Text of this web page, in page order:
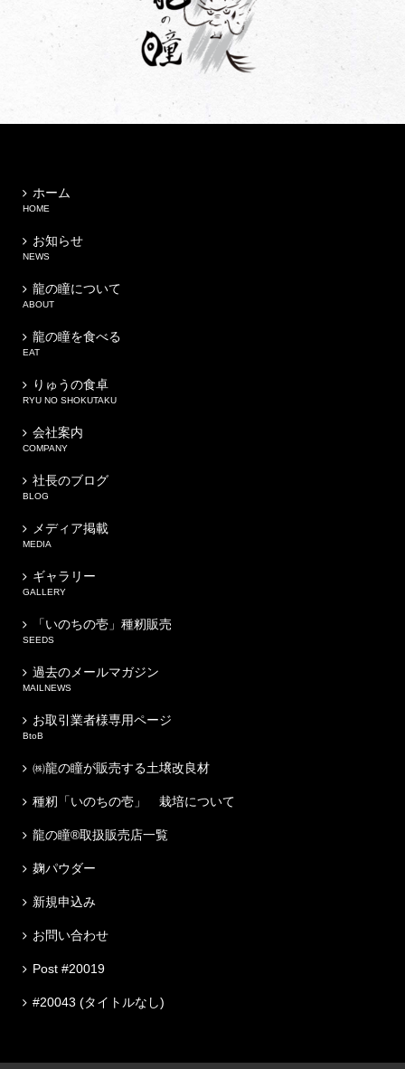
ホーム
HOME
お知らせ
NEWS
龍の瞳について
ABOUT
龍の瞳を食べる
EAT
りゅうの食卓
RYU NO SHOKUTAKU
会社案内
COMPANY
社長のブログ
BLOG
メディア掲載
MEDIA
ギャラリー
GALLERY
「いのちの壱」種籾販売
SEEDS
過去のメールマガジン
MAILNEWS
お取引業者様専用ページ
BtoB
㈱龍の瞳が販売する土壌改良材
種籾「いのちの壱」 栽培について
龍の瞳®取扱販売店一覧
麹パウダー
新規申込み
お問い合わせ
Post #20019
#20043 (タイトルなし)